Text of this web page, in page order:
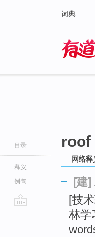
词典
目录
释义
例句
roof
网络释
[建]
[技
林学